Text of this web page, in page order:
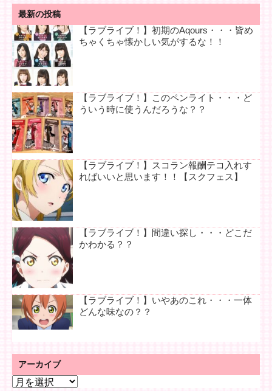
最新の投稿
【ラブライブ！】初期のAqours・・・皆め
ちゃくちゃ懐かしい気がするな！！
【ラブライブ！】このペンライト・・・ど
ういう時に使うんだろうな？？
【ラブライブ！】スコラン報酬テコ入れす
ればいいと思います！！【スクフェス】
【ラブライブ！】間違い探し・・・どこだ
かわかる？？
【ラブライブ！】いやあのこれ・・・一体
どんな味なの？？
アーカイブ
ア